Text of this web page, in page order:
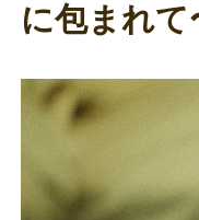
に包まれて